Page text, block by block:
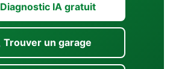
Diagnostic IA gratuit
Trouver un garage